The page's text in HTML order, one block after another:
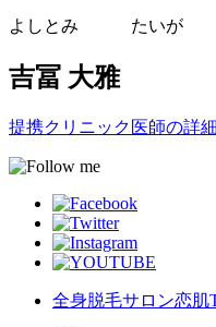
よしとみ たいが
吉冨 大雅
提携クリニック医師の詳
全身脱毛サロン恋肌